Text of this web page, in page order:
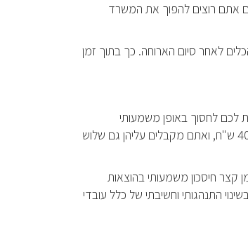
אתם רוצים להפוך את המשרד
לאחר סיום הארוחה. כך בתוך זמן
לכם לחסוך באופן משמעותי
בהוצאות על חשמל, ולכן כדאי לבצע את ההחלפה הזו. בנוסף, היום נורות חסכוניות באנרגיה עולות בין 40-20 ש"ח, ואתם מקבלים עליהן גם שלוש
קצר חיסכון משמעותי בהוצאות
התנהגותי וחשיבתי של כלל עובדי